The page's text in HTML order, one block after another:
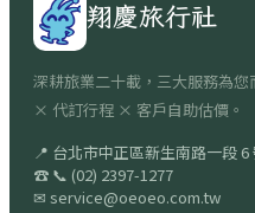
翔慶旅行社
深耕旅業二十載，三大服務為您
× 代訂行程 × 客戶自助估價。
📍 台北市中正區新生南路一段 6
☎ 📞 (02) 2397-1277
✉ service@oeoeo.com.tw